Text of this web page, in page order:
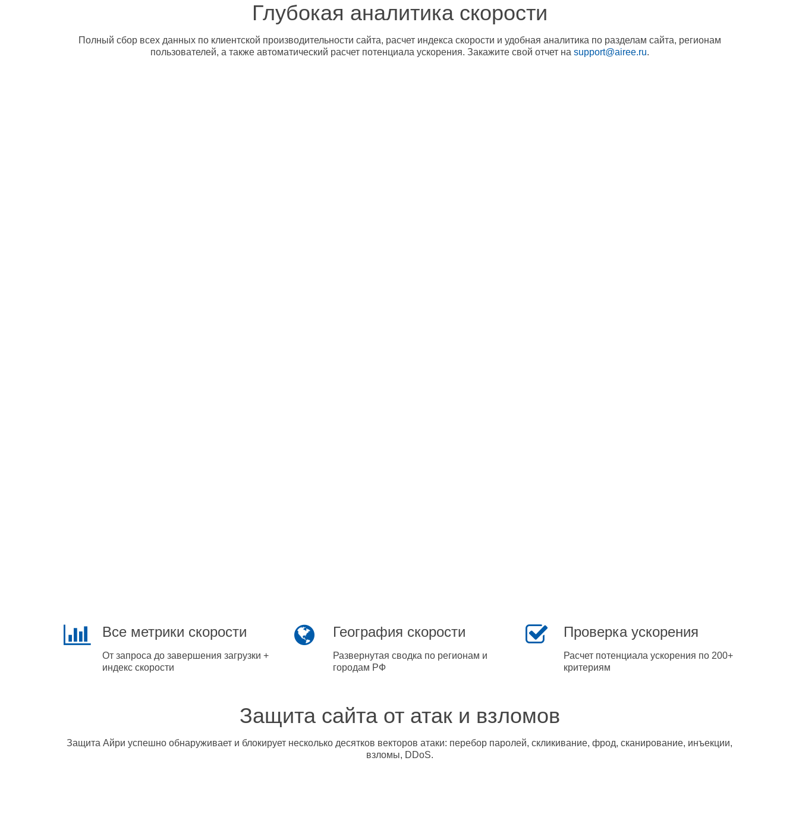
Глубокая аналитика скорости
Полный сбор всех данных по клиентской производительности сайта, расчет индекса скорости и удобная аналитика по разделам сайта, регионам
пользователей, а также автоматический расчет потенциала ускорения. Закажите свой отчет на support@airee.ru.
Все метрики скорости
От запроса до завершения загрузки +
индекс скорости
География скорости
Развернутая сводка по регионам и
городам РФ
Проверка ускорения
Расчет потенциала ускорения по 200+
критериям
Защита сайта от атак и взломов
Защита Айри успешно обнаруживает и блокирует несколько десятков векторов атаки: перебор паролей, скликивание, фрод, сканирование, инъекции,
взломы, DDoS.